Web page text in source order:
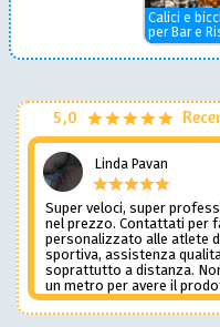
Calici e
per Bar e
5,0
Linda Pavan
Super veloci, super
nel prezzo. Contattati per
personalizzato alle atlete
sportiva, assistenza
soprattutto a distanza.
un metro per avere il
Una assistenza del genere
preziosa. Credo li